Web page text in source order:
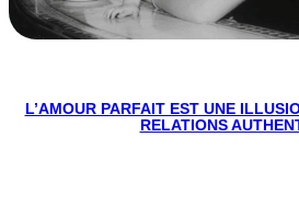
L’AMOUR PARFAIT EST UNE
RELATIONS